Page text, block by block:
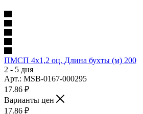
ПМСП 4х1,2 оц. Длина бухты (м) 200
2 - 5 дня
Арт.: MSB-0167-000295
17.86 ₽
Варианты цен
17.86 ₽